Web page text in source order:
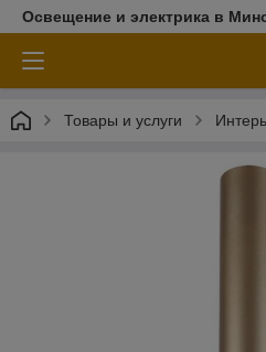
Освещение и электрика в
Товары и услуги